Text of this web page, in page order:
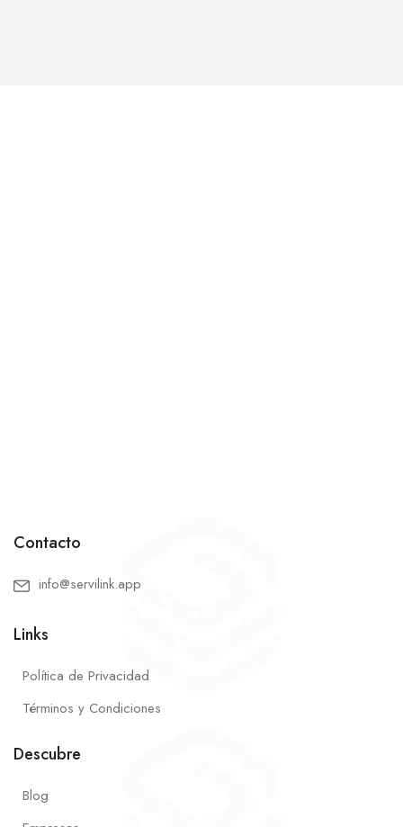
Contacto
info@servilink.app
Links
Política de Privacidad
Términos y Condiciones
Descubre
Blog